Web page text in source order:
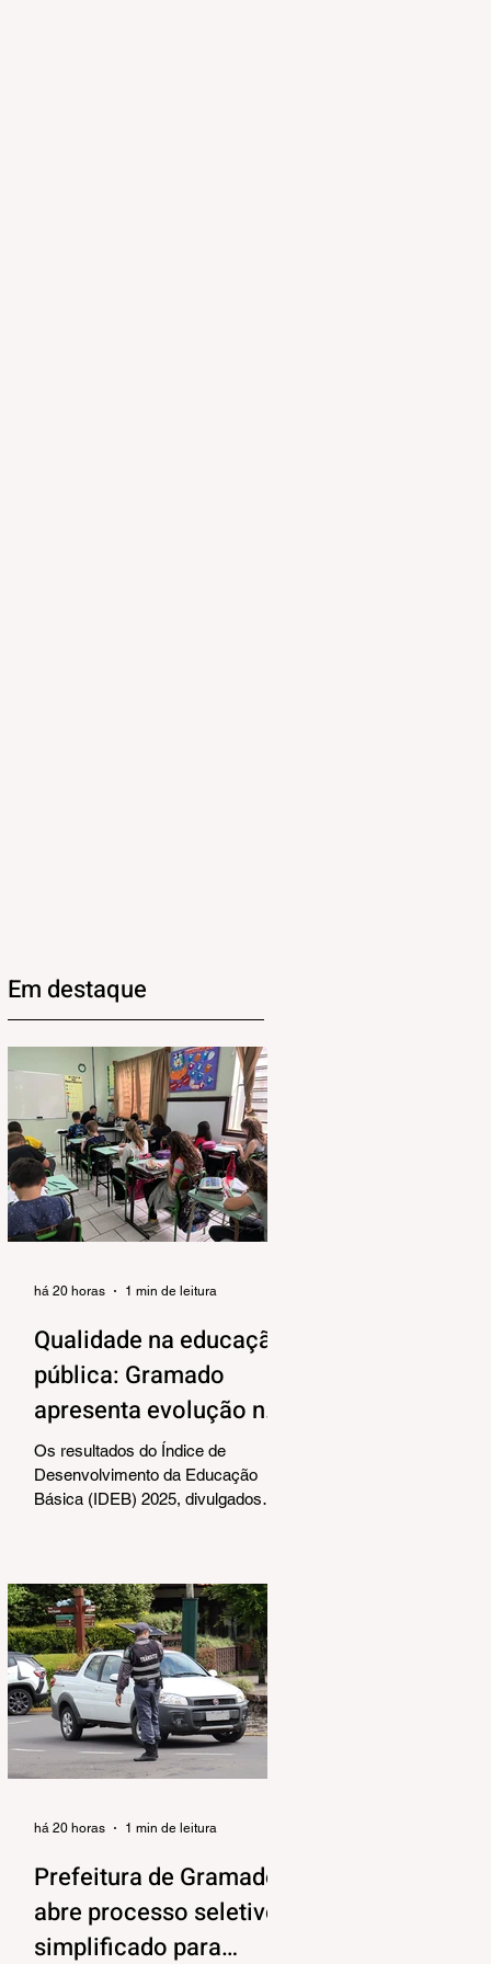
Em destaque
Qualidade na educação
pública: Gramado
apresenta evolução no
IDEB 2025
Os resultados do Índice de
Desenvolvimento da Educação
Básica (IDEB) 2025, divulgados
qualidade do ensino público. Os
dados mostram que as escolas da
rede municipal superaram tanto as
metas projetadas quanto as médias
nacionais em todas as etapas
avaliadas. Nos Anos Iniciais (1º ao
5º ano), o município ultrapassou a
meta nacional de 6,0 e ficou acima
há 20 horas 1 min de leitura
Prefeitura de Gramado
abre processo seletivo
simplificado para
há 20 horas 1 min de leitura